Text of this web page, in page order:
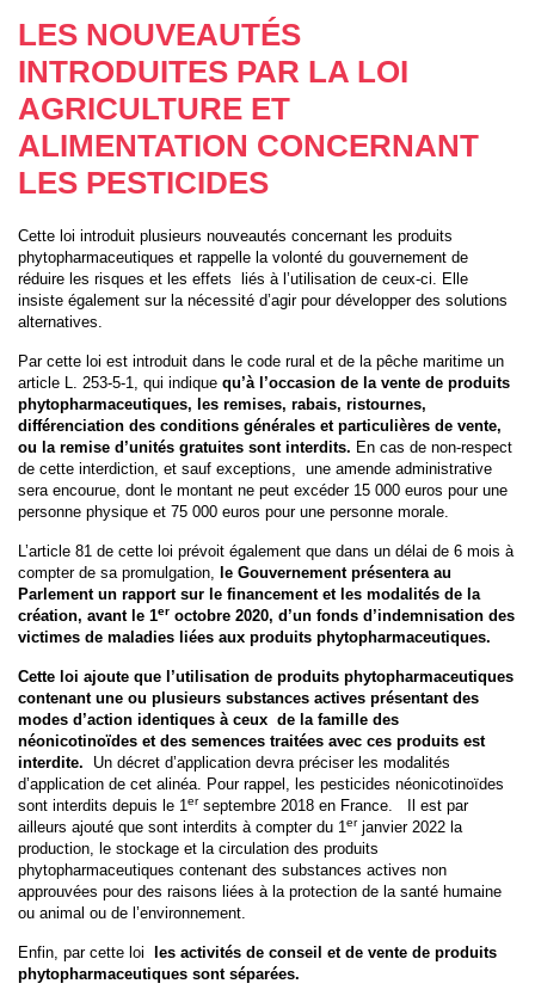
LES NOUVEAUTÉS
INTRODUITES PAR LA LOI
AGRICULTURE ET
ALIMENTATION CONCERNANT
LES PESTICIDES
Cette loi introduit plusieurs nouveautés concernant les produits
phytopharmaceutiques et rappelle la volonté du gouvernement de
réduire les risques et les effets liés à l’utilisation de ceux-ci. Elle
insiste également sur la nécessité d’agir pour développer des solutions
alternatives.
Par cette loi est introduit dans le code rural et de la pêche maritime un
article L. 253-5-1, qui indique qu’à l’occasion de la vente de produits
phytopharmaceutiques, les remises, rabais, ristournes,
différenciation des conditions générales et particulières de vente,
ou la remise d’unités gratuites sont interdits. En cas de non-respect
de cette interdiction, et sauf exceptions, une amende administrative
sera encourue, dont le montant ne peut excéder 15 000 euros pour une
personne physique et 75 000 euros pour une personne morale.
L’article 81 de cette loi prévoit également que dans un délai de 6 mois à
compter de sa promulgation, le Gouvernement présentera au
Parlement un rapport sur le financement et les modalités de la
création, avant le 1er octobre 2020, d’un fonds d’indemnisation des
victimes de maladies liées aux produits phytopharmaceutiques.
Cette loi ajoute que l’utilisation de produits phytopharmaceutiques
contenant une ou plusieurs substances actives présentant des
modes d’action identiques à ceux de la famille des
néonicotinoïdes et des semences traitées avec ces produits est
interdite.
Un décret d’application devra préciser les modalités
d’application de cet alinéa. Pour rappel, les pesticides néonicotinoïdes
sont interdits depuis le 1erseptembre 2018 en France. Il est par
ailleurs ajouté que sont interdits à compter du 1erjanvier 2022 la
production, le stockage et la circulation des produits
phytopharmaceutiques contenant des substances actives non
approuvées pour des raisons liées à la protection de la santé humaine
ou animal ou de l’environnement.
Enfin, par cette loi
les activités de conseil et de vente de produits
phytopharmaceutiques sont séparées.